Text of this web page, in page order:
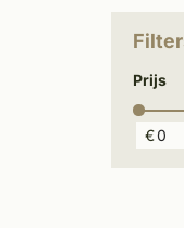
Prijs
€